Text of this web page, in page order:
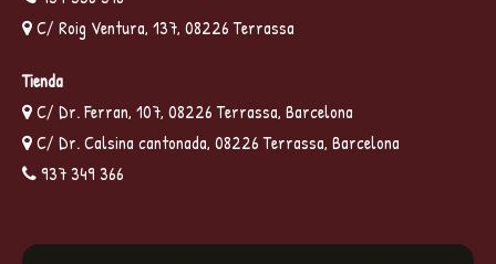
C/ Roig Ventura, 137, 08226 Terrassa
Tienda
C/ Dr. Ferran, 107, 08226 Terrassa, Barcelona
C/ Dr. Calsina cantonada, 08226 Terrassa, Barcelona
937 349 366